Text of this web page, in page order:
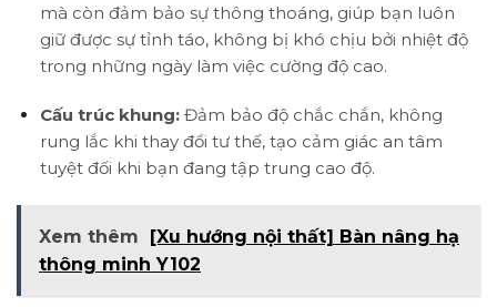
mà còn đảm bảo sự thông thoáng, giúp bạn luôn
giữ được sự tỉnh táo, không bị khó chịu bởi nhiệt độ
trong những ngày làm việc cường độ cao.
Cấu trúc khung:Đảm bảo độ chắc chắn, không
rung lắc khi thay đổi tư thế, tạo cảm giác an tâm
tuyệt đối khi bạn đang tập trung cao độ.
Xem thêm
[Xu hướng nội thất] Bàn nâng hạ
thông minh Y102